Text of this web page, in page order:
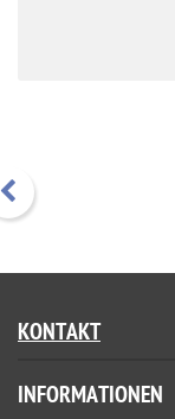
KONTAKT
INFORMATIONEN